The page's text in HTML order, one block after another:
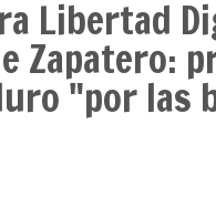
Libertad
Zapatero:
"por las